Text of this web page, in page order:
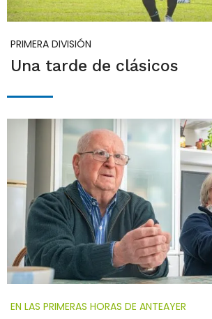
PRIMERA DIVISIÓN
Una tarde de clásicos
EN LAS PRIMERAS HORAS DE ANTEAYER